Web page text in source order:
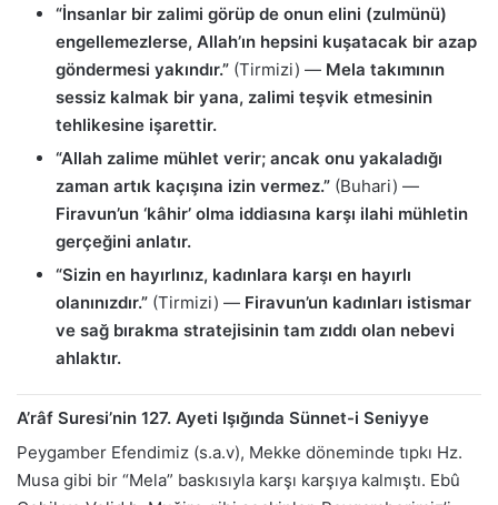
“İnsanlar bir zalimi görüp de onun elini (zulmünü)
engellemezlerse, Allah’ın hepsini kuşatacak bir azap
göndermesi yakındır.” (Tirmizi) — Mela takımının
sessiz kalmak bir yana, zalimi teşvik etmesinin
tehlikesine işarettir.
“Allah zalime mühlet verir; ancak onu yakaladığı
zaman artık kaçışına izin vermez.” (Buhari) —
Firavun’un ‘kâhir’ olma iddiasına karşı ilahi mühletin
gerçeğini anlatır.
“Sizin en hayırlınız, kadınlara karşı en hayırlı
olanınızdır.” (Tirmizi) — Firavun’un kadınları istismar
ve sağ bırakma stratejisinin tam zıddı olan nebevi
ahlaktır.
A’râf Suresi’nin 127. Ayeti Işığında Sünnet-i Seniyye
Peygamber Efendimiz (s.a.v), Mekke döneminde tıpkı Hz.
Musa gibi bir “Mela” baskısıyla karşı karşıya kalmıştı. Ebû